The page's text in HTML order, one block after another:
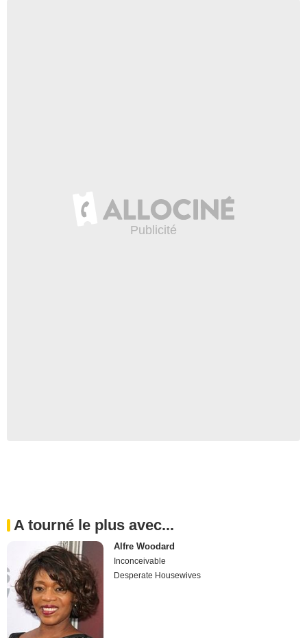
A tourné le plus avec...
Alfre Woodard
Inconceivable
Desperate Housewives